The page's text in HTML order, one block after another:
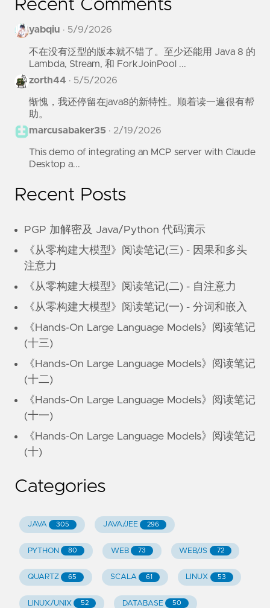
Recent Comments
yabqiu · 5/9/2026
不在没有泛型的版本就不错了。至少还能用 Java 8 的
Lambda, Stream, 和 ForkJoinPool ...
zorth44 · 5/5/2026
惭愧，我还停留在java8的新特性。顺着读一遍很有帮
助。
marcusabaker35 · 2/19/2026
This demo of integrating an MCP server with Claude
Desktop a...
Recent Posts
PGP 加解密及 Java/Python 代码演示
《从零构建大模型》阅读笔记(三) - 因果和多头
注意力
《从零构建大模型》阅读笔记(二) - 自注意力
《从零构建大模型》阅读笔记(一) - 分词和嵌入
《Hands-On Large Language Models》阅读笔记
(十三)
《Hands-On Large Language Models》阅读笔记
(十二)
《Hands-On Large Language Models》阅读笔记
(十一)
《Hands-On Large Language Models》阅读笔记
(十)
Categories
JAVA 305 JAVA/JEE 296
PYTHON 80 WEB 73 WEB/JS 72
QUARTZ 65 SCALA 61 LINUX 53
LINUX/UNIX 52 DATABASE 50